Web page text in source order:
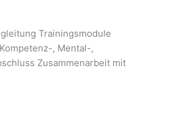
Trainingsmodule
, Mental-,
Zusammenarbeit mit